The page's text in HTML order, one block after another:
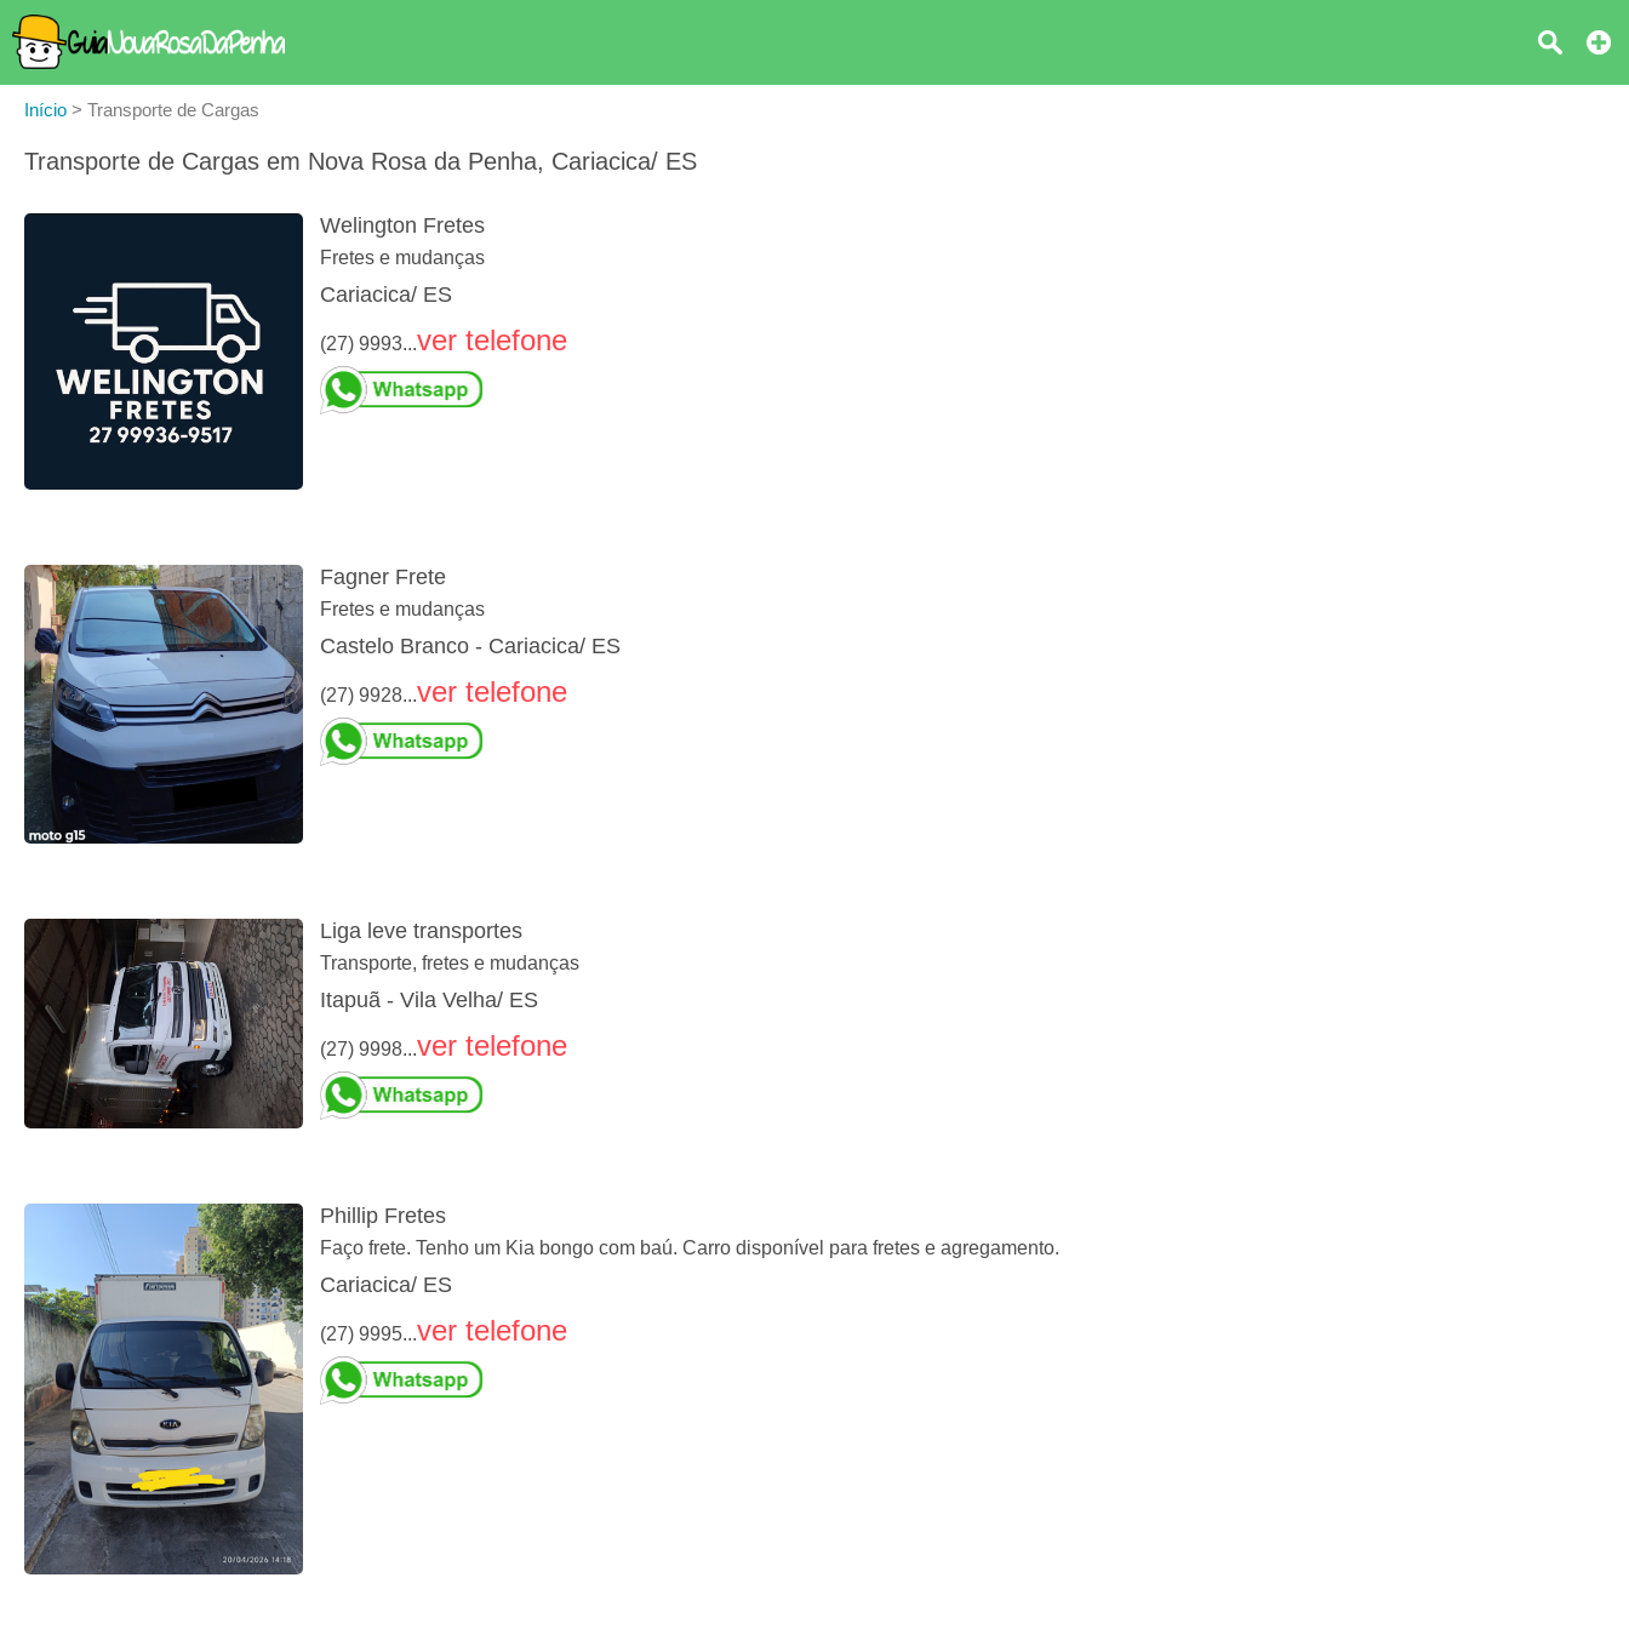
Início > Transporte de Cargas
Transporte de Cargas em Nova Rosa da Penha, Cariacica/ ES
Welington Fretes
Fretes e mudanças
Cariacica/ ES
(27) 9993...ver telefone
Fagner Frete
Fretes e mudanças
Castelo Branco - Cariacica/ ES
(27) 9928...ver telefone
Liga leve transportes
Transporte, fretes e mudanças
Itapuã - Vila Velha/ ES
(27) 9998...ver telefone
Phillip Fretes
Faço frete. Tenho um Kia bongo com baú. Carro disponível para fretes e agregamento.
Cariacica/ ES
(27) 9995...ver telefone